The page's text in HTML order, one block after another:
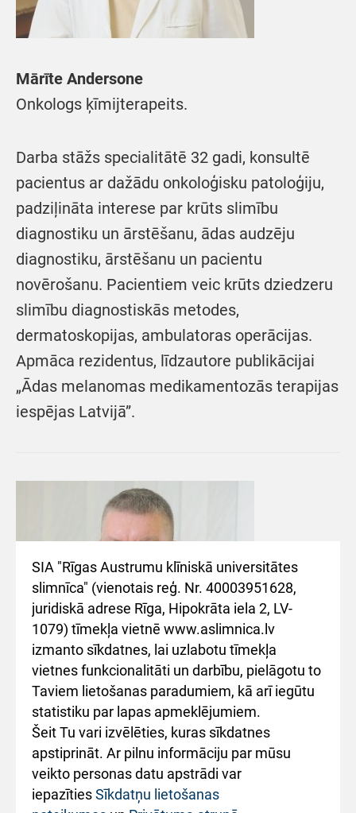
Mārīte Andersone
Onkologs ķīmijterapeits.
Darba stāžs specialitātē 32 gadi, konsultē
pacientus ar dažādu onkoloģisku patoloģiju,
padziļināta interese par krūts slimību
diagnostiku un ārstēšanu, ādas audzēju
diagnostiku, ārstēšanu un pacientu
novērošanu. Pacientiem veic krūts dziedzeru
slimību diagnostiskās metodes,
dermatoskopijas, ambulatoras operācijas.
Apmāca rezidentus, līdzautore publikācijai
„Ādas melanomas medikamentozās terapijas
iespējas Latvijā”.
Jānis Kāpostiņš
Onkologs ķīmijterapeits, specializācija
mamoloģija.
SIA "Rīgas Austrumu klīniskā universitātes
slimnīca" (vienotais reģ. Nr. 40003951628,
juridiskā adrese Rīga, Hipokrāta iela 2, LV-
1079) tīmekļa vietnē www.aslimnica.lv
izmanto sīkdatnes, lai uzlabotu tīmekļa
vietnes funkcionalitāti un darbību, pielāgotu to
Taviem lietošanas paradumiem, kā arī iegūtu
statistiku par lapas apmeklējumiem.
Šeit Tu vari izvēlēties, kuras sīkdatnes
apstiprināt. Ar pilnu informāciju par mūsu
veikto personas datu apstrādi var
iepazītiesSīkdatņu lietošanas